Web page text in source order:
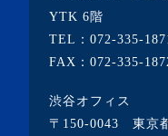
・2021年11月(7記事)
・2021年10月(3記
・2021年8月(6記事)
YTK 6階
TEL： 072-335-
FAX：072-335-
渋谷オフィス
〒150-0043 東京